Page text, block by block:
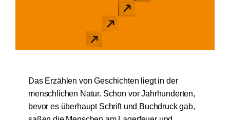
Das Erzählen von Geschichten liegt in der
menschlichen Natur. Schon vor Jahrhunderten,
bevor es überhaupt Schrift und Buchdruck gab,